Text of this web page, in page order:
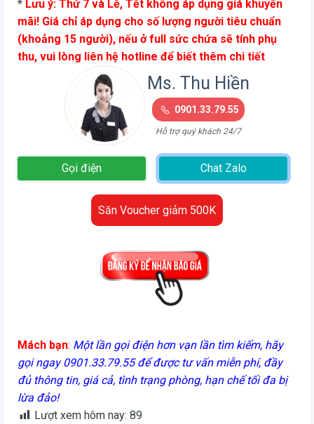
là:
5.000.000
vnđ/
đêm.
tại
là:
* Lưu ý: Thứ 7 và Lễ, Tết không áp dụng giá khuyến
mãi! Giá chỉ áp dụng cho số lượng người tiêu chuẩn
(khoảng 15 người), nếu ở full sức chứa sẽ tính phụ
thu, vui lòng liên hệ hotline để biết thêm chi tiết
Ms. Thu Hiền
0901.33.79.55
Hỗ trợ quý khách 24/7
Gọi điện Chat Zalo
Săn Voucher giảm 500K
Mách bạn: Một lần gọi điện hơn vạn lần tìm kiếm, hãy
gọi ngay 0901.33.79.55 để được tư vấn miễn phí, đầy
đủ thông tin, giá cả, tình trạng phòng, hạn chế tối đa bị
lừa đảo!
Lượt xem hôm nay: 89